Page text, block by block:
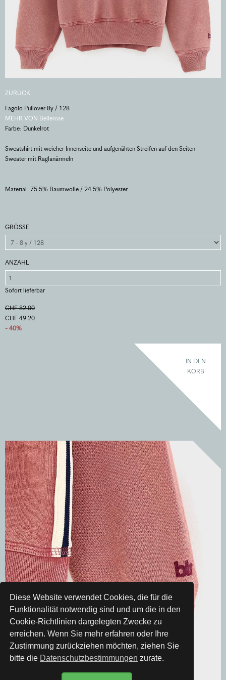
Diese Website verwendet Cookies, die für die
Funktionalität notwendig sind und um die in den
Cookie-Richtlinien dargelegten Zwecke zu
erreichen. Wenn Sie mehr erfahren oder Ihre
Zustimmung zurückziehen möchten, ziehen Sie
bitte die Datenschutzbestimmungen zurate.
ZURÜCK
Fagolo Pullover 8y / 128
MEHR VON Bellerose
Farbe: Dunkelrot
Sweatshirt mit weicher Innenseite und aufgenähten Streifen auf den Seiten
Sweater mit Raglanärmeln
Material: 75.5% Baumwolle / 24.5% Polyester
GRÖSSE
ANZAHL
Sofort lieferbar
CHF 82.00
CHF 49.20
- 40%
IN DEN
KORB